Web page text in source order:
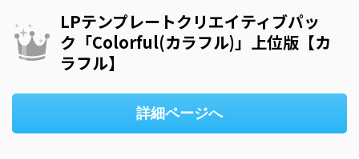
LPテンプレートクリエイティブパッ
ク「Colorful(カラフル)」上位版【カ
ラフル】
詳細ページへ